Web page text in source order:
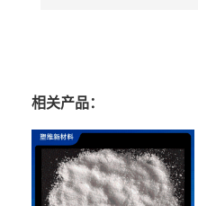
相关产品：